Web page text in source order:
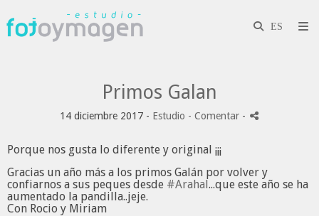
Primos Galan
14 diciembre 2017 - Estudio - Comentar -
Porque nos gusta lo diferente y original ¡¡¡
Gracias un año más a los primos Galán por volver y
confiarnos a sus peques desde #Arahal...que este año se ha
aumentado la pandilla..jeje.
Con Rocio y Miriam